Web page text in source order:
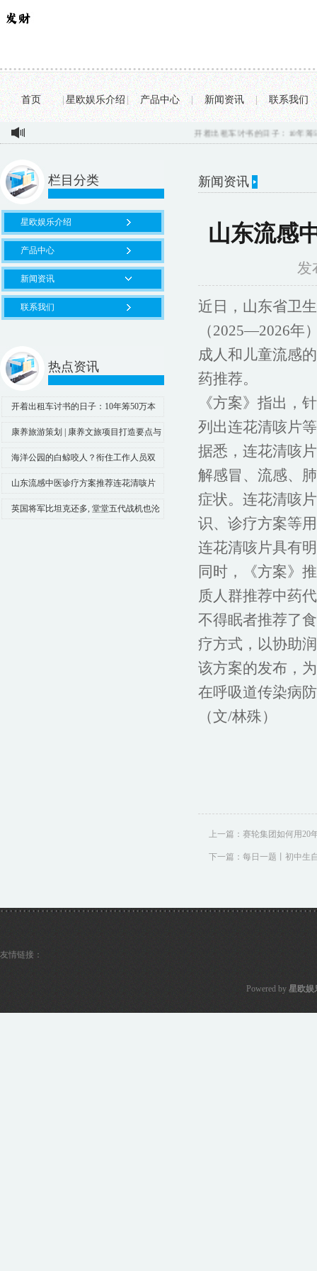
首页 |星欧娱乐介绍| 产品中心 | 新闻资讯 | 联系我们
开着出租车讨书的日子：10年筹50
栏目分类
星欧娱乐介绍
产品中心
新闻资讯
联系我们
热点资讯
开着出租车讨书的日子：10年筹50万本
书，捐了100个山村学校图书室
康养旅游策划 | 康养文旅项目打造要点与
康养文旅项目规划设计建议
海洋公园的白鲸咬人？衔住工作人员双
腿引游客惊呼！景区回应
山东流感中医诊疗方案推荐连花清咳片
等中成药
英国将军比坦克还多, 堂堂五代战机也沦
新闻资讯
山东流感
发
近日，山东省卫
（2025—2026年
成人和儿童流感
药推荐。
《方案》指出，
列出连花清咳片
据悉，连花清咳
解感冒、流感、
症状。连花清咳
识、诊疗方案等
连花清咳片具有
同时，《方案》
质人群推荐中药
不得眠者推荐了
疗方式，以协助
该方案的发布，
在呼吸道传染病
（文/林殊）
上一篇： 赛轮集团如何用20
下一篇： 每日一题丨初中生
友情链接：
Powered by 星欧娱